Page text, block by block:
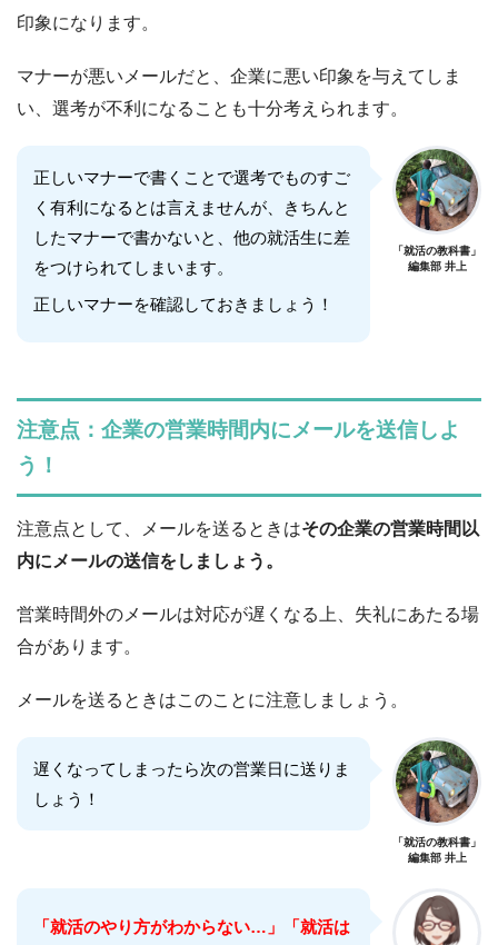
印象になります。
マナーが悪いメールだと、企業に悪い印象を与えてしま
い、選考が不利になることも十分考えられます。
正しいマナーで書くことで選考でものすご
く有利になるとは言えませんが、きちんと
したマナーで書かないと、他の就活生に差
をつけられてしまいます。
正しいマナーを確認しておきましょう！
「就活の教科書」
編集部 井上
注意点：企業の営業時間内にメールを送信しよ
う！
注意点として、メールを送るときはその企業の営業時間以
内にメールの送信をしましょう。
営業時間外のメールは対応が遅くなる上、失礼にあたる場
合があります。
メールを送るときはこのことに注意しましょう。
遅くなってしまったら次の営業日に送りま
しょう！
「就活の教科書」
編集部 井上
「就活のやり方がわからない…」「就活は